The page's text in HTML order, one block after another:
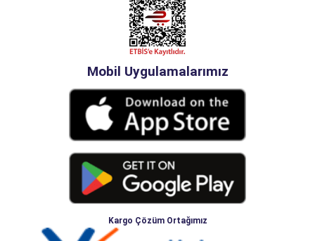
Mobil Uygulamalarımız
Kargo Çözüm Ortağımız